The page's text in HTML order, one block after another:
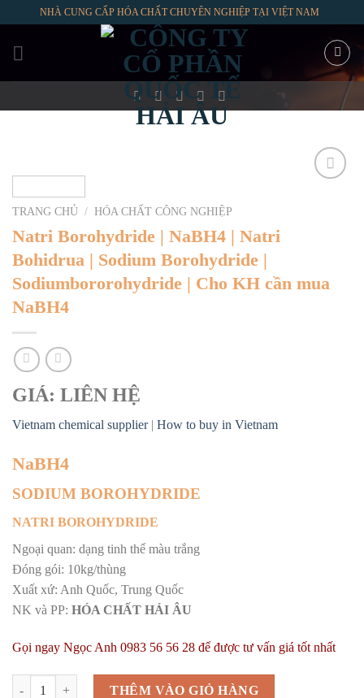
content
NHÀ CUNG CẤP HÓA CHẤT CHUYÊN NGHIỆP TẠI VIỆT NAM
TRANG CHỦ / HÓA CHẤT CÔNG NGHIỆP
Natri Borohydride | NaBH4 | Natri
Bohidrua | Sodium Borohydride |
Sodiumbororohydride | Cho KH cần mua
NaBH4
GIÁ: LIÊN HỆ
Vietnam chemical supplier| How to buy in Vietnam
NaBH4
SODIUM BOROHYDRIDE
NATRI BOROHYDRIDE
Ngoại quan: dạng tinh thể màu trắng
Đóng gói: 10kg/thùng
Xuất xứ: Anh Quốc, Trung Quốc
NK và PP: HÓA CHẤT HẢI ÂU
Gọi ngay Ngọc Anh 0983 56 56 28 để được tư vấn giá tốt nhất
Natri Borohydride | NaBH4 | Natri Bohidrua | Sodium Borohydride |
THÊM VÀO GIỎ HÀNG